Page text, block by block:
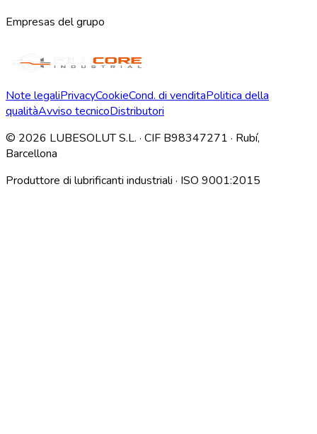
Empresas del grupo
Note legaliPrivacyCookieCond. di venditaPolitica della
qualitàAvviso tecnicoDistributori
© 2026 LUBESOLUT S.L. · CIF B98347271 · Rubí,
Barcellona
Produttore di lubrificanti industriali · ISO 9001:2015